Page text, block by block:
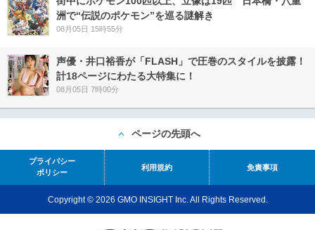
洲で“伝説のポケモン”を巡る謎解き
08月05日 15時55分
声優・井口裕香が「FLASH」で圧巻のスタイルを披露！
計18ページにわたる大特集に！
08月05日 7時00分
ページの先頭へ
プライバシー
ポリシー
利用規約 免責事項
Copyright © 2026 GMO INSIGHT Inc. All Rights Reserved.